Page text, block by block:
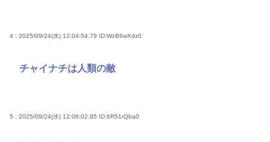
4 : 2025/09/24(水) 12:04:54.79 ID:WzB6wXdz0
チャイナチは人類の敵
5 : 2025/09/24(水) 12:06:02.85 ID:6R51rQba0